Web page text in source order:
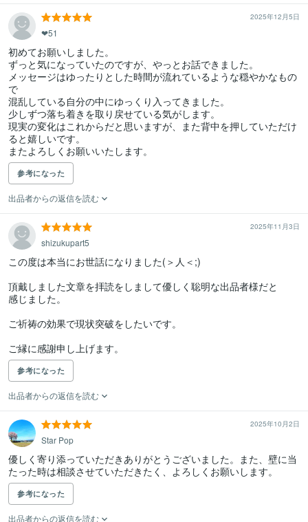
2025年12月5日
❤︎51
初めてお願いしました。
ずっと気になっていたのですが、やっとお話できました。
メッセージはゆったりとした時間が流れているような穏やかなもの
で
混乱している自分の中にゆっくり入ってきました。
少しずつ落ち着きを取り戻せている気がします。
現実の変化はこれからだと思いますが、また背中を押していただけ
ると嬉しいです。
またよろしくお願いいたします。
参考になった
出品者からの返信を読む
2025年11月3日
shizukupart5
この度は本当にお世話になりました(＞人＜;)
頂戴しました文章を拝読をしまして優しく聡明な出品者様だと
感じました。
ご祈祷の効果で現状突破をしたいです。
ご縁に感謝申し上げます。
参考になった
出品者からの返信を読む
2025年10月2日
Star Pop
優しく寄り添っていただきありがとうございました。また、壁に当
たった時は相談させていただきたく、よろしくお願いします。
参考になった
出品者からの返信を読む